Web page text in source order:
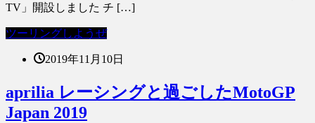
TV」開設しました チ […]
ツーリングしようぜ
2019年11月10日
aprilia レーシングと過ごしたMotoGP
Japan 2019